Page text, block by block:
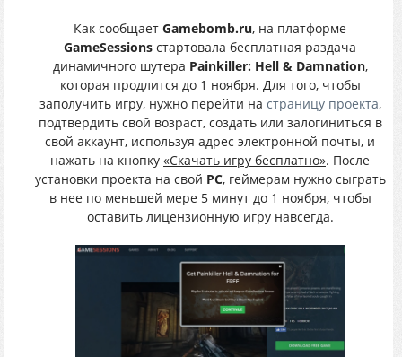
Как сообщает Gamebomb.ru, на платформе
GameSessions стартовала бесплатная раздача
динамичного шутера Painkiller: Hell & Damnation,
которая продлится до 1 ноября. Для того, чтобы
заполучить игру, нужно перейти на страницу проекта,
подтвердить свой возраст, создать или залогиниться в
свой аккаунт, используя адрес электронной почты, и
нажать на кнопку «Скачать игру бесплатно». После
установки проекта на свой PC, геймерам нужно сыграть
в нее по меньшей мере 5 минут до 1 ноября, чтобы
оставить лицензионную игру навсегда.